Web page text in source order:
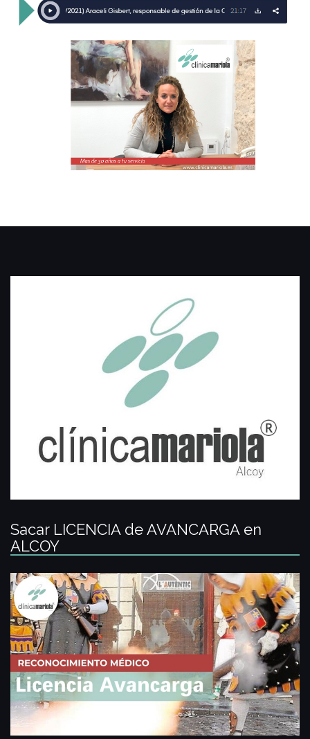
Sacar LICENCIA de AVANCARGA en
ALCOY